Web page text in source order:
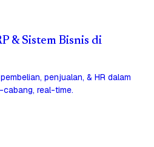
& Sistem Bisnis di
penjualan, & HR dalam
real-time.